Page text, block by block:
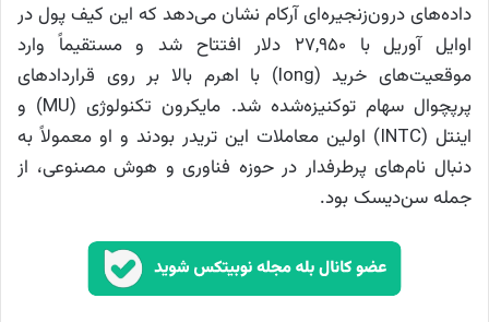
داده‌های درون‌زنجیره‌ای آرکام نشان می‌دهد که این کیف پول در
اوایل آوریل با ۲۷,۹۵۰ دلار افتتاح شد و مستقیماً وارد
موقعیت‌های خرید (long) با اهرم بالا بر روی قراردادهای
پرپچوال سهام توکنیز‌ه‌شده شد. مایکرون تکنولوژی (MU) و
اینتل (INTC) اولین معاملات این تریدر بودند و او معمولاً به
دنبال نام‌های پرطرفدار در حوزه فناوری و هوش مصنوعی، از
جمله سن‌دیسک بود.